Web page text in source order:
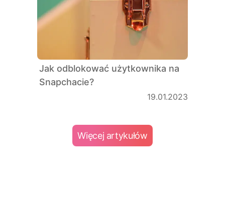
Jak odblokować użytkownika na
Snapchacie?
19.01.2023
Więcej artykułów